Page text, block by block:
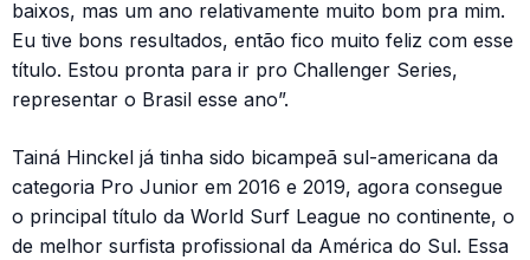
baixos, mas um ano relativamente muito bom pra mim.
Eu tive bons resultados, então fico muito feliz com esse
título. Estou pronta para ir pro Challenger Series,
representar o Brasil esse ano”.
Tainá Hinckel já tinha sido bicampeã sul-americana da
categoria Pro Junior em 2016 e 2019, agora consegue
o principal título da World Surf League no continente, o
de melhor surfista profissional da América do Sul. Essa